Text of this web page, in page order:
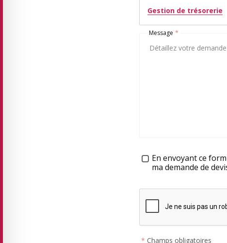
Gestion de trésorerie
Message *
Traitement des données *
En envoyant ce
ma demande de
* Champs obligatoires